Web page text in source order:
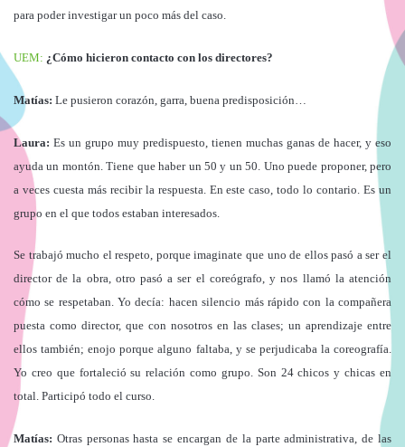
para poder investigar un poco más del caso.
UEM: ¿Cómo hicieron contacto con los directores?
Matías: Le pusieron corazón, garra, buena predisposición…
Laura: Es un grupo muy predispuesto, tienen muchas ganas de hacer, y eso
ayuda un montón. Tiene que haber un 50 y un 50. Uno puede proponer, pero
a veces cuesta más recibir la respuesta. En este caso, todo lo contario. Es un
grupo en el que todos estaban interesados.
Se trabajó mucho el respeto, porque imaginate que uno de ellos pasó a ser el
director de la obra, otro pasó a ser el coreógrafo, y nos llamó la atención
cómo se respetaban. Yo decía: hacen silencio más rápido con la compañera
puesta como director, que con nosotros en las clases; un aprendizaje entre
ellos también; enojo porque alguno faltaba, y se perjudicaba la coreografía.
Yo creo que fortaleció su relación como grupo. Son 24 chicos y chicas en
total. Participó todo el curso.
Matías: Otras personas hasta se encargan de la parte administrativa, de las